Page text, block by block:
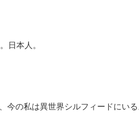
日本人。
今の私は異世界シルフィードにいる